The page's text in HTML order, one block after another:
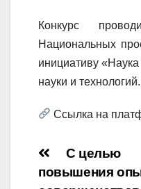
Конкурс
Национальных
инициативу
науки и технологий.
Ссылка на
С целью
повышения